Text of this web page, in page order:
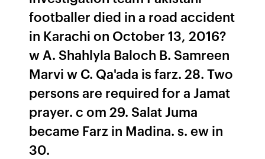
footballer died in a road accident
in Karachi on October 13, 2016?
w A. Shahlyla Baloch B. Samreen
Marvi w C. Qa'ada is farz. 28. Two
persons are required for a Jamat
prayer. c om 29. Salat Juma
became Farz in Madina. s. ew in
30.